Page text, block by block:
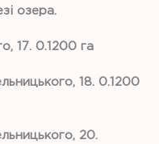
озера.
17. 0.1200 га
18. 0.1200
20.